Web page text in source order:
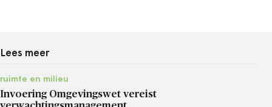
Lees meer
ruimte en milieu
Invoering Omgevingswet vereist